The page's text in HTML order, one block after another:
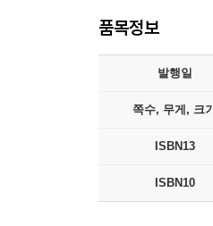
품목정보
발행일
쪽수, 무게, 크기
ISBN13
ISBN10